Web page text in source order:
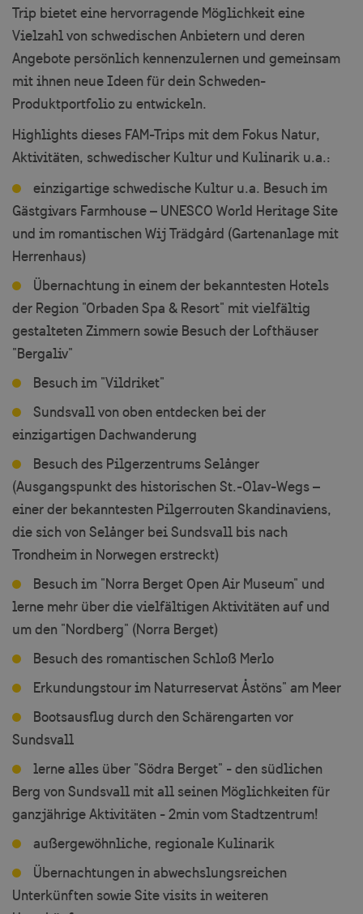
Trip bietet eine hervorragende Möglichkeit eine
Vielzahl von schwedischen Anbietern und deren
Angebote persönlich kennenzulernen und gemeinsam
mit ihnen neue Ideen für dein Schweden-
Produktportfolio zu entwickeln.
Highlights dieses FAM-Trips mit dem Fokus Natur,
Aktivitäten, schwedischer Kultur und Kulinarik u.a.:
einzigartige schwedische Kultur u.a. Besuch im
Gästgivars Farmhouse – UNESCO World Heritage Site
und im romantischen Wij Trädgård (Gartenanlage mit
Herrenhaus)
Übernachtung in einem der bekanntesten Hotels
der Region "Orbaden Spa & Resort" mit vielfältig
gestalteten Zimmern sowie Besuch der Lofthäuser
"Bergaliv"
Besuch im "Vildriket"
Sundsvall von oben entdecken bei der
einzigartigen Dachwanderung
Besuch des Pilgerzentrums Selånger
(Ausgangspunkt des historischen St.-Olav-Wegs –
einer der bekanntesten Pilgerrouten Skandinaviens,
die sich von Selånger bei Sundsvall bis nach
Trondheim in Norwegen erstreckt)
Besuch im "Norra Berget Open Air Museum" und
lerne mehr über die vielfältigen Aktivitäten auf und
um den "Nordberg" (Norra Berget)
Besuch des romantischen Schloß Merlo
Erkundungstour im Naturreservat Åstöns" am Meer
Bootsausflug durch den Schärengarten vor
Sundsvall
lerne alles über "Södra Berget" - den südlichen
Berg von Sundsvall mit all seinen Möglichkeiten für
ganzjährige Aktivitäten - 2min vom Stadtzentrum!
außergewöhnliche, regionale Kulinarik
Übernachtungen in abwechslungsreichen
Unterkünften sowie Site visits in weiteren